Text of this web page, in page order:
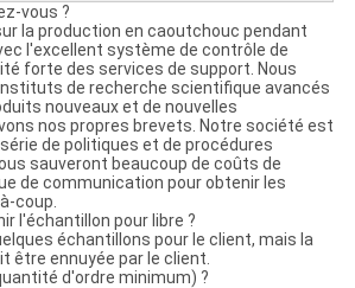
vous ?
la production en caoutchouc pendant
l'excellent système de contrôle de
forte des services de support. Nous
de recherche scientifique avancés
nouveaux et de nouvelles
nos propres brevets. Notre société est
de politiques et de procédures
sauveront beaucoup de coûts de
de communication pour obtenir les
coup.
l'échantillon pour libre ?
échantillons pour le client, mais la
être ennuyée par le client.
d'ordre minimum) ?